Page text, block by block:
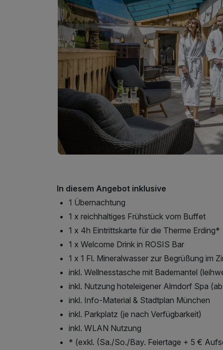
In diesem Angebot inklusive
1 Übernachtung
1 x reichhaltiges Frühstück vom Buffet
1 x 4h Eintrittskarte für die Therme Erding*
1 x Welcome Drink in ROSIS Bar
1 x 1 Fl. Mineralwasser zur Begrüßung im
inkl. Wellnesstasche mit Bademantel
inkl. Nutzung hoteleigener Almdorf Spa (ab
inkl. Info-Material & Stadtplan München
inkl. Parkplatz (je nach Verfügbarkeit)
inkl. WLAN Nutzung
* (exkl. (Sa./So./Bay. Feiertage + 5 €